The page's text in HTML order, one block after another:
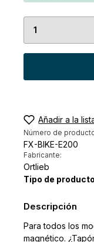
Cantidad
Añadir a la
Número de
FX-BIKE-E200
Fabricante:
Ortlieb
Tipo de
Descripción
Para todos los
magnético.